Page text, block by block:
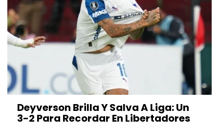
Deyverson Brilla Y Salva A Liga: Un
3-2 Para Recordar En Libertadores